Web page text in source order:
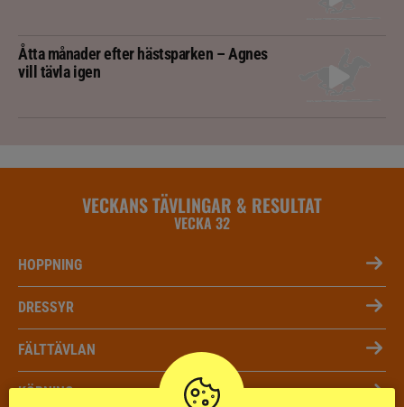
Åtta månader efter hästsparken – Agnes
vill tävla igen
VECKANS TÄVLINGAR & RESULTAT
VECKA 32
HOPPNING
DRESSYR
FÄLTTÄVLAN
KÖRNING